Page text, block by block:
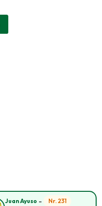
Juan Ayuso -
Nr. 231